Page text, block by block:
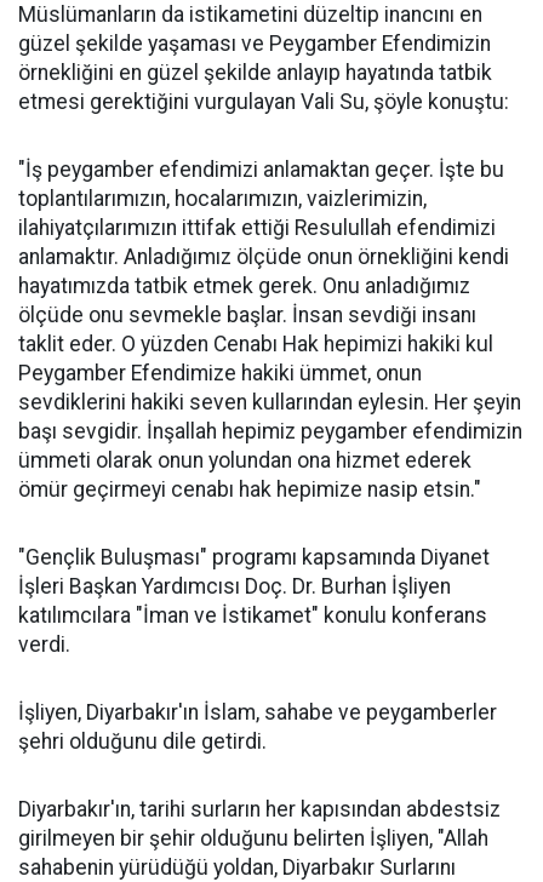
Müslümanların da istikametini düzeltip inancını en
güzel şekilde yaşaması ve Peygamber Efendimizin
örnekliğini en güzel şekilde anlayıp hayatında tatbik
etmesi gerektiğini vurgulayan Vali Su, şöyle konuştu:
"İş peygamber efendimizi anlamaktan geçer. İşte bu
toplantılarımızın, hocalarımızın, vaizlerimizin,
ilahiyatçılarımızın ittifak ettiği Resulullah efendimizi
anlamaktır. Anladığımız ölçüde onun örnekliğini kendi
hayatımızda tatbik etmek gerek. Onu anladığımız
ölçüde onu sevmekle başlar. İnsan sevdiği insanı
taklit eder. O yüzden Cenabı Hak hepimizi hakiki kul
Peygamber Efendimize hakiki ümmet, onun
sevdiklerini hakiki seven kullarından eylesin. Her şeyin
başı sevgidir. İnşallah hepimiz peygamber efendimizin
ümmeti olarak onun yolundan ona hizmet ederek
ömür geçirmeyi cenabı hak hepimize nasip etsin."
"Gençlik Buluşması" programı kapsamında Diyanet
İşleri Başkan Yardımcısı Doç. Dr. Burhan İşliyen
katılımcılara "İman ve İstikamet" konulu konferans
verdi.
İşliyen, Diyarbakır'ın İslam, sahabe ve peygamberler
şehri olduğunu dile getirdi.
Diyarbakır'ın, tarihi surların her kapısından abdestsiz
girilmeyen bir şehir olduğunu belirten İşliyen, "Allah
sahabenin yürüdüğü yoldan, Diyarbakır Surlarını